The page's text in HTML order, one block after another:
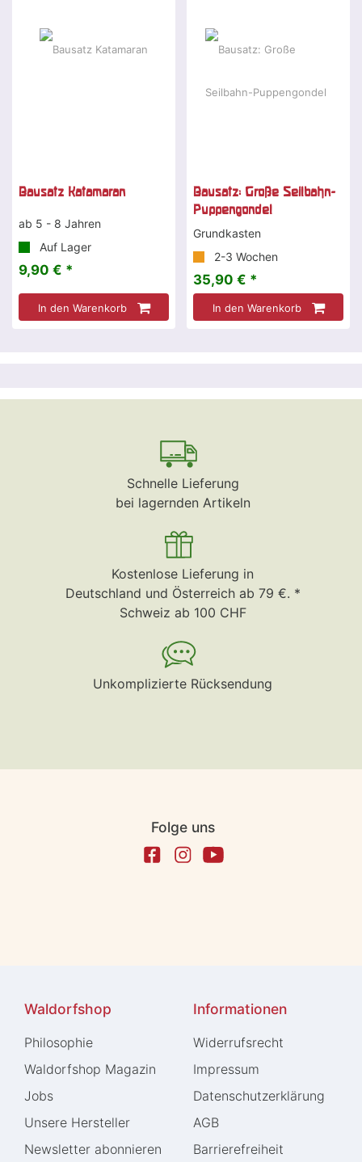
Bausatz Katamaran
ab 5 - 8 Jahren
Auf Lager
9,90 € *
In den Warenkorb
Bausatz: Große Seilbahn-
Puppengondel
Grundkasten
2-3 Wochen
35,90 € *
In den Warenkorb
Schnelle Lieferung
bei lagernden Artikeln
Kostenlose Lieferung in
Deutschland und Österreich ab 79 €. *
Schweiz ab 100 CHF
Unkomplizierte Rücksendung
Folge uns
Waldorfshop
Philosophie
Waldorfshop Magazin
Jobs
Unsere Hersteller
Newsletter abonnieren
Informationen
Widerrufs­recht
Impressum
Daten­schutz­erklärung
AGB
Barrierefreiheit